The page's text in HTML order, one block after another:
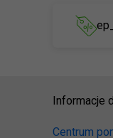
Informacje
Centrum